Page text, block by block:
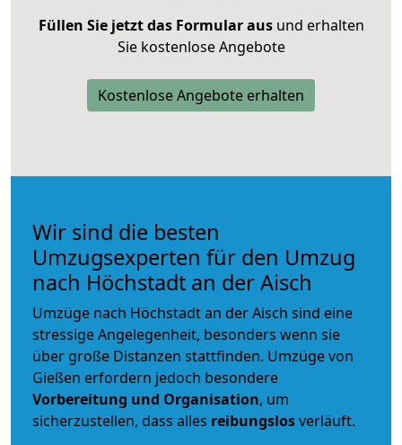
Füllen Sie jetzt das Formular ausund erhalten
Sie kostenlose Angebote
Kostenlose Angebote erhalten
Wir sind die besten
Umzugsexperten für den Umzug
nach Höchstadt an der Aisch
Umzüge nach Höchstadt an der Aisch sind eine
stressige Angelegenheit, besonders wenn sie
über große Distanzen stattfinden. Umzüge von
Gießen erfordern jedoch besondere
Vorbereitung und Organisation, um
sicherzustellen, dass alles reibungslosverläuft.